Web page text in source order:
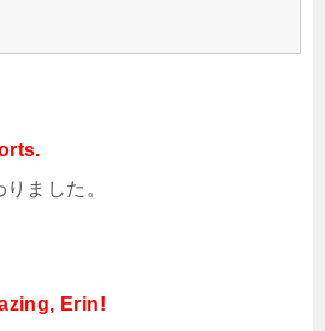
ました。
Erin!